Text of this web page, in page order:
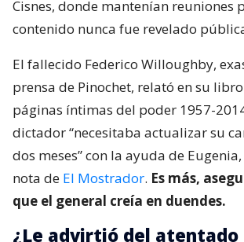
Cisnes, donde mantenían reuniones
contenido nunca fue revelado
El fallecido Federico Willoughby,
prensa de Pinochet, relató en su
páginas íntimas del poder 1957-
dictador “necesitaba actualizar su
dos meses” con la ayuda de
nota de El Mostrador. Es más,
que el general creía en duendes.
¿Le advirtió del atentado